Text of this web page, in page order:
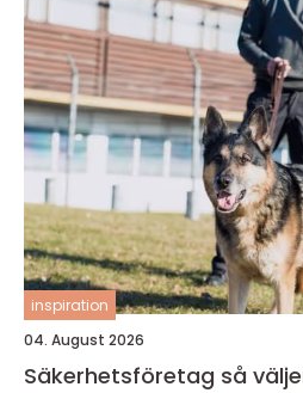
inspiration
04. August 2026
Säkerhetsföretag så väljer du rätt skydd för